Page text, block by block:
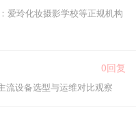
爱玲化妆摄影学校等正规机构
0回复
流设备选型与运维对比观察